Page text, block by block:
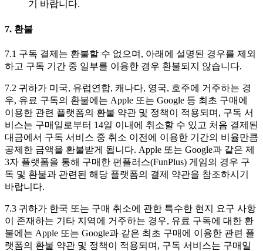
기 바랍니다.
7. 환불
7.1 구독 결제는 환불할 수 없으며, 아래에 설명된 경우를 제외
하고 구독 기간 중 일부를 이용한 경우 환불되지 않습니다.
7.2 귀하가 미국, 유럽연합, 캐나다, 영국, 호주에 거주하는 경
우, 유료 구독의 환불에는 Apple 또는 Google 등 최초 구매에
이용한 관련 플랫폼의 환불 약관 및 정책이 적용되며, 구독 서
비스는 구매일로부터 14일 이내에 취소할 수 있고 처음 결제된
대금에서 구독 서비스 중 취소 이전에 이용한 기간의 비율만큼
공제한 금액을 환불받게 됩니다. Apple 또는 Google과 같은 제
3자 플랫폼을 통해 구매한 펀플러스(FunPlus) 게임의 경우 구
독 및 환불과 관련된 해당 플랫폼의 결제 약관을 참조하시기
바랍니다.
7.3 귀하가 한국 또는 구매 취소에 관한 특수한 현지 요구 사항
이 존재하는 기타 지역에 거주하는 경우, 유료 구독에 대한 환
불에는 Apple 또는 Google과 같은 최초 구매에 이용한 관련 플
랫폼의 환불 약관 및 정책이 적용되며, 구독 서비스는 구매일